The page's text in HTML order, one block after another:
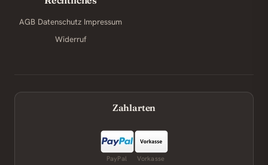
AGB Datenschutz Impressum
Widerruf
Zahlarten
PayPal Vorkasse